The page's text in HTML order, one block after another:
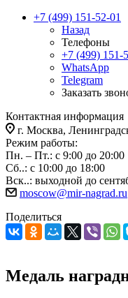
+7 (499) 151-52-01
Назад
Телефоны
+7 (499) 151-
WhatsApp
Telegram
Заказать
Контактная информация
г. Москва,
Режим работы:
Пн. – Пт.: с 9:00 до 20:00
Сб..: с 10:00 до 18:00
Вск..: выходной до
moscow@mir-nagrad.ru
Поделиться
Медаль